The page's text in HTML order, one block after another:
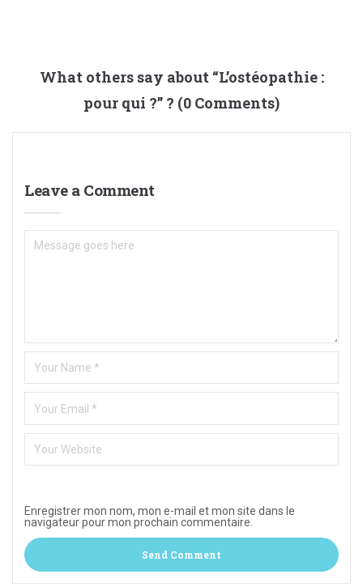
What others say about “L’ostéopathie :
pour qui ?” ? (0 Comments)
Leave a Comment
Enregistrer mon nom, mon e-mail et mon site dans le
navigateur pour mon prochain commentaire.